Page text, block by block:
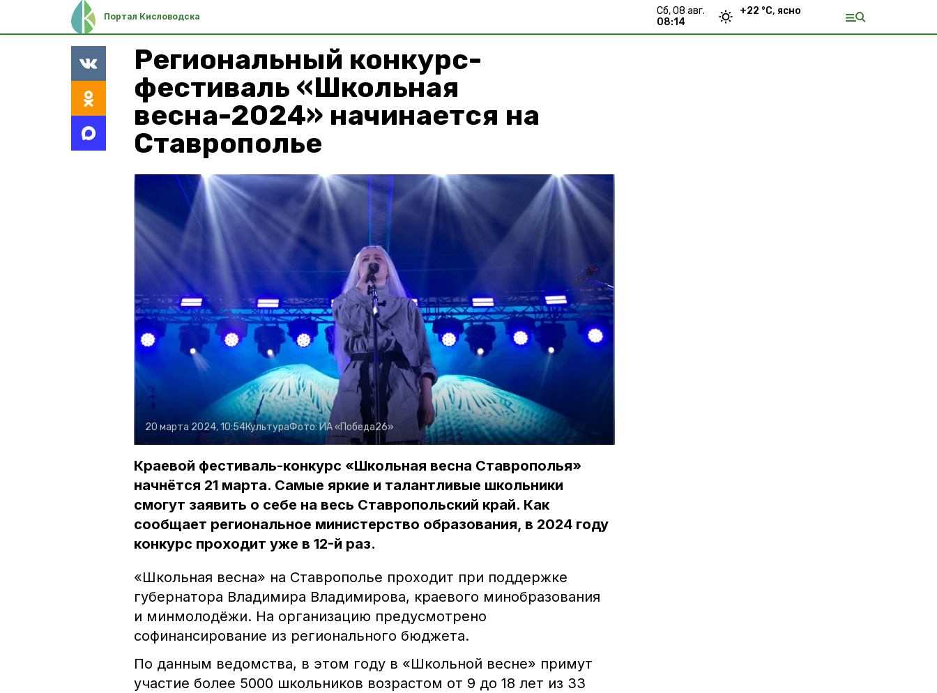
Портал Кисловодска
сб, 08 авг.
08:14
+22 °С, ясно
Региональный конкурс-
фестиваль «Школьная
весна-2024» начинается на
Ставрополье
20 марта 2024, 10:54КультураФото:ИА «Победа26»
Краевой фестиваль-конкурс «Школьная весна Ставрополья»
начнётся 21 марта. Самые яркие и талантливые школьники
смогут заявить о себе на весь Ставропольский край. Как
сообщает региональное министерство образования, в 2024 году
конкурс проходит уже в 12-й раз.
«Школьная весна» на Ставрополье проходит при поддержке
губернатора Владимира Владимирова, краевого минобразования
и минмолодёжи. На организацию предусмотрено
софинансирование из регионального бюджета.
По данным ведомства, в этом году в «Школьной весне» примут
участие более 5000 школьников возрастом от 9 до 18 лет из 33